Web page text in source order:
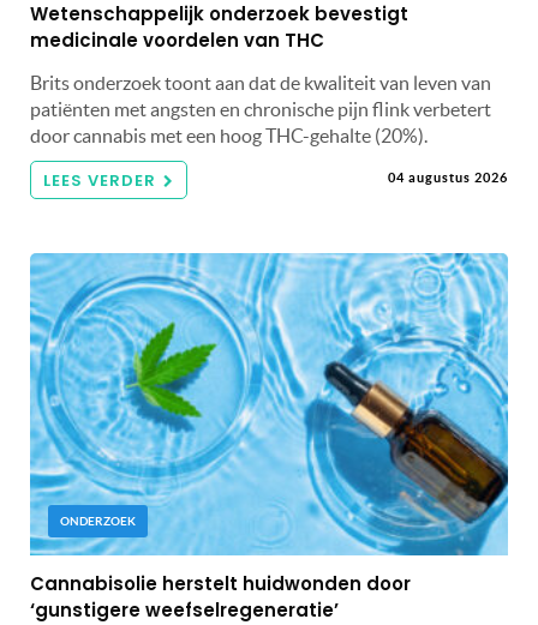
Wetenschappelijk onderzoek bevestigt
medicinale voordelen van THC
Brits onderzoek toont aan dat de kwaliteit van leven van
patiënten met angsten en chronische pijn flink verbetert
door cannabis met een hoog THC-gehalte (20%).
LEES VERDER 04 augustus 2026
ONDERZOEK
Cannabisolie herstelt huidwonden door
‘gunstigere weefselregeneratie’